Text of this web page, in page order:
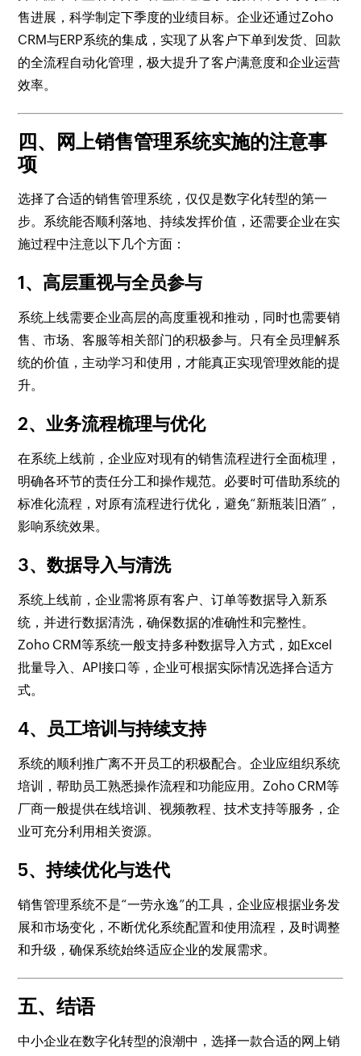
售进展，科学制定下季度的业绩目标。企业还通过Zoho
CRM与ERP系统的集成，实现了从客户下单到发货、回款
的全流程自动化管理，极大提升了客户满意度和企业运营
效率。
四、网上销售管理系统实施的注意事
项
选择了合适的销售管理系统，仅仅是数字化转型的第一
步。系统能否顺利落地、持续发挥价值，还需要企业在实
施过程中注意以下几个方面：
1、高层重视与全员参与
系统上线需要企业高层的高度重视和推动，同时也需要销
售、市场、客服等相关部门的积极参与。只有全员理解系
统的价值，主动学习和使用，才能真正实现管理效能的提
升。
2、业务流程梳理与优化
在系统上线前，企业应对现有的销售流程进行全面梳理，
明确各环节的责任分工和操作规范。必要时可借助系统的
标准化流程，对原有流程进行优化，避免“新瓶装旧酒”，
影响系统效果。
3、数据导入与清洗
系统上线前，企业需将原有客户、订单等数据导入新系
统，并进行数据清洗，确保数据的准确性和完整性。
Zoho CRM等系统一般支持多种数据导入方式，如Excel
批量导入、API接口等，企业可根据实际情况选择合适方
式。
4、员工培训与持续支持
系统的顺利推广离不开员工的积极配合。企业应组织系统
培训，帮助员工熟悉操作流程和功能应用。Zoho CRM等
厂商一般提供在线培训、视频教程、技术支持等服务，企
业可充分利用相关资源。
5、持续优化与迭代
销售管理系统不是“一劳永逸”的工具，企业应根据业务发
展和市场变化，不断优化系统配置和使用流程，及时调整
和升级，确保系统始终适应企业的发展需求。
五、结语
中小企业在数字化转型的浪潮中，选择一款合适的网上销